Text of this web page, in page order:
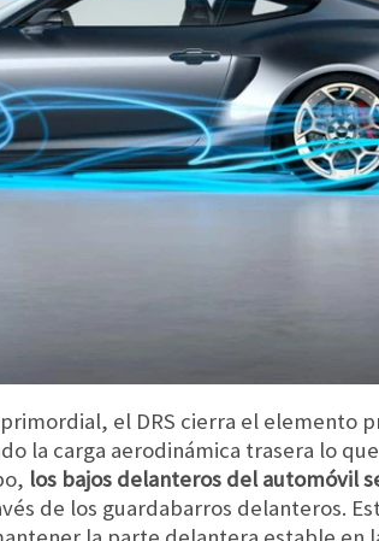
el DRS cierra el elemento
la carga aerodinámica trasera lo
los bajos delanteros del automóvil
de los guardabarros delanteros.